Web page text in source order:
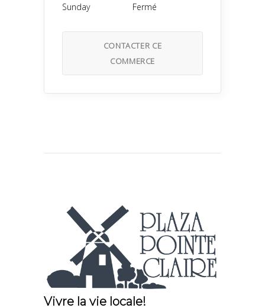
Sunday
Fermé
CONTACTER CE
COMMERCE
Vivre la vie locale!